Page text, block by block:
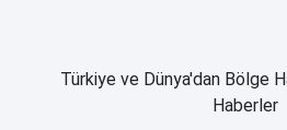
Türkiye ve Dünya'dan Bölge
Haberler